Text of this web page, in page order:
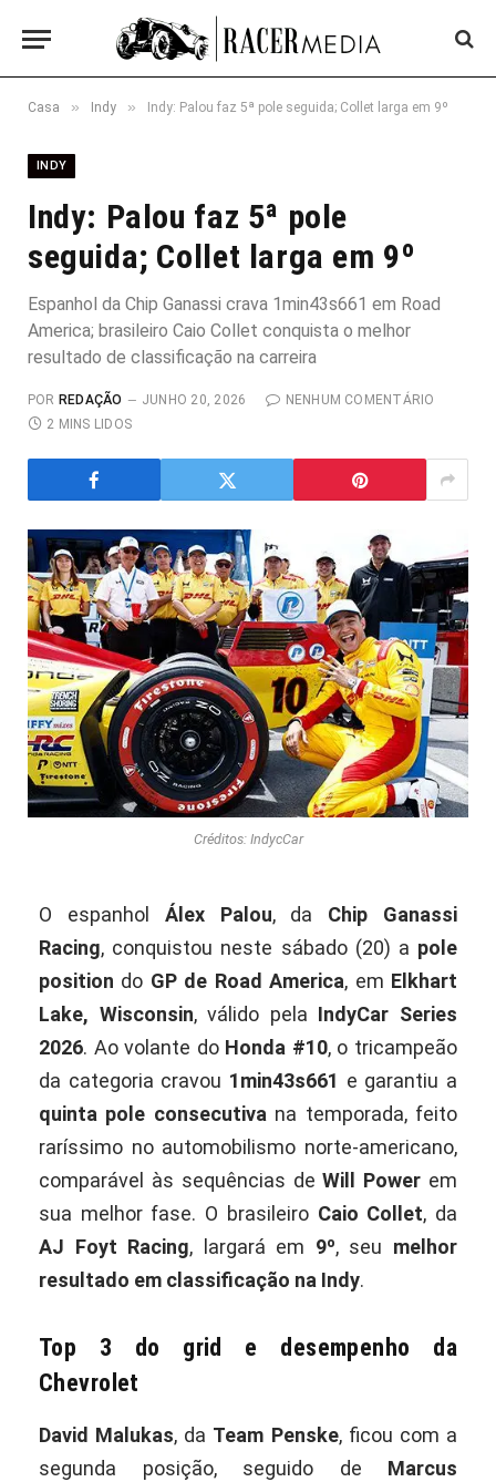
Casa » Indy » Indy: Palou faz 5ª pole seguida; Collet larga em 9º
INDY
Indy: Palou faz 5ª pole
seguida; Collet larga em 9º
Espanhol da Chip Ganassi crava 1min43s661 em Road
America; brasileiro Caio Collet conquista o melhor
resultado de classificação na carreira
POR REDAÇÃO JUNHO 20, 2026
NENHUM COMENTÁRIO
2 MINS LIDOS
Créditos: IndycCar
O espanhol Álex Palou, da Chip Ganassi
Racing, conquistou neste sábado (20) a pole
position do GP de Road America, em Elkhart
Lake, Wisconsin, válido pela IndyCar Series
2026. Ao volante do Honda #10, o tricampeão
da categoria cravou 1min43s661 e garantiu a
quinta pole consecutivana temporada, feito
raríssimo no automobilismo norte-americano,
comparável às sequências deWill Power em
sua melhor fase. O brasileiro Caio Collet, da
AJ Foyt Racing, largará em 9º, seu melhor
resultado em classificação na Indy.
Top 3 do grid e desempenho da
Chevrolet
David Malukas, da Team Penske, ficou com a
segunda posição, seguido de Marcus